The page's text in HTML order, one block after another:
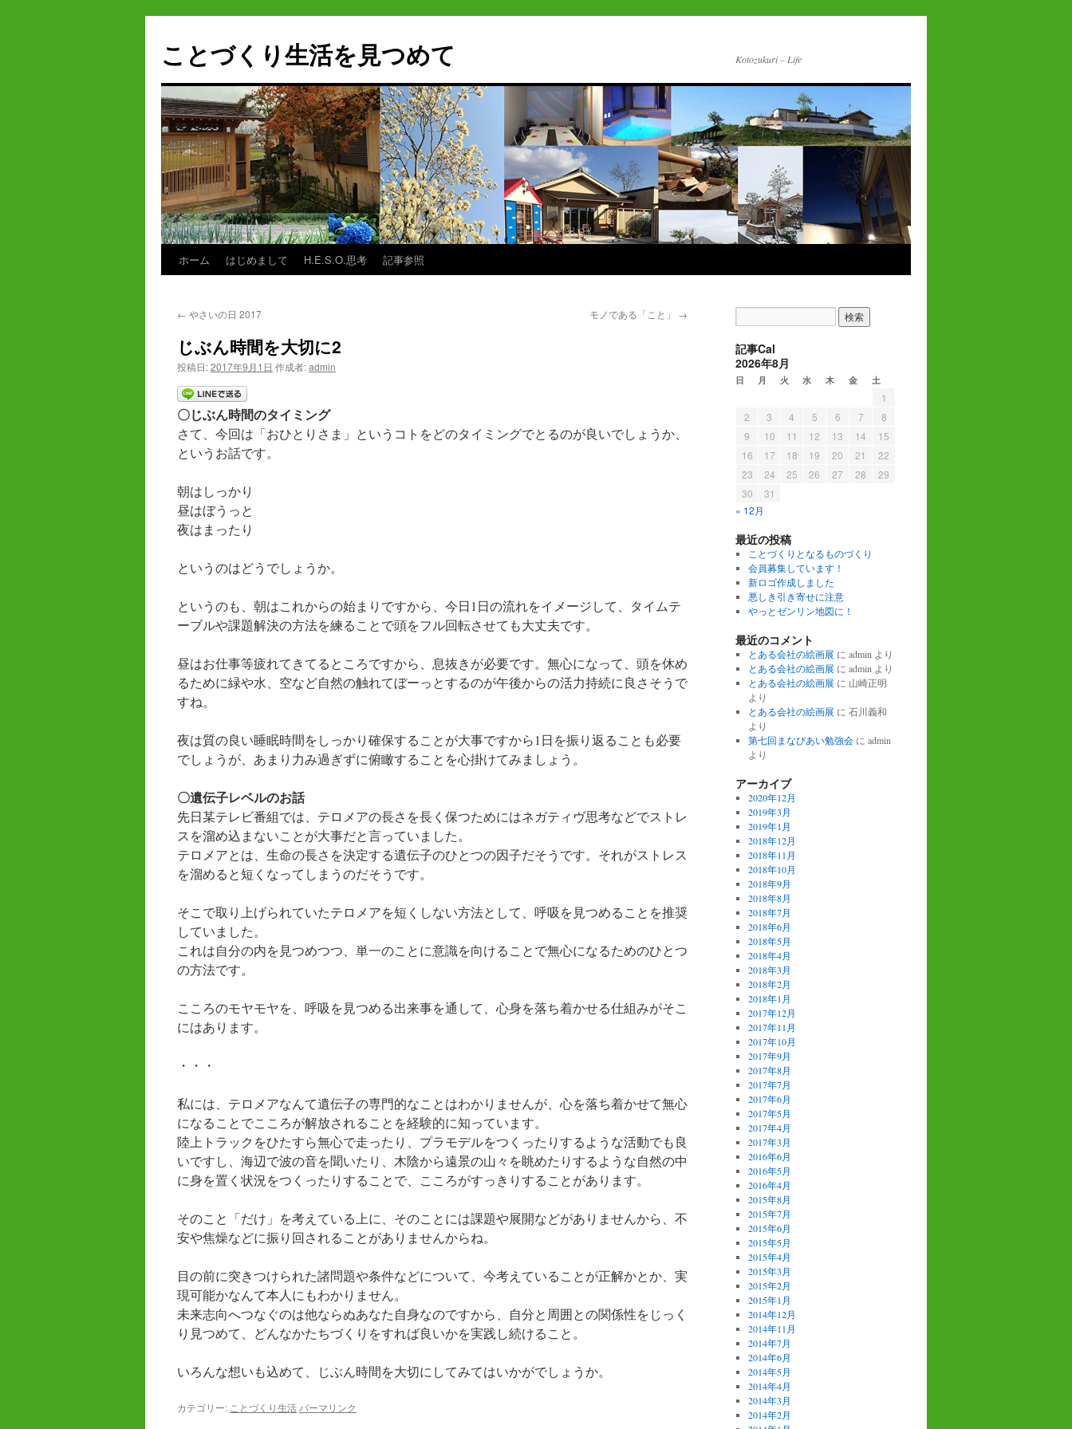
ことづくり生活を見つめて Kotozukuri – Life
テ
へ
プ
ホーム はじめまして H.E.S.O.思考 記事参照
← やさいの日 2017 モノである「こと」 →
じぶん時間を大切に2
投稿日:2017年9月1日 作成者:admin
〇じぶん時間のタイミング
さて、今回は「おひとりさま」というコトをどのタイミングでとるのが良いでしょうか、
というお話です。
朝はしっかり
昼はぼうっと
夜はまったり
というのはどうでしょうか。
というのも、朝はこれからの始まりですから、今日1日の流れをイメージして、タイムテ
ーブルや課題解決の方法を練ることで頭をフル回転させても大丈夫です。
昼はお仕事等疲れてきてるところですから、息抜きが必要です。無心になって、頭を休め
るために緑や水、空など自然の触れてぼーっとするのが午後からの活力持続に良さそうで
すね。
夜は質の良い睡眠時間をしっかり確保することが大事ですから1日を振り返ることも必要
でしょうが、あまり力み過ぎずに俯瞰することを心掛けてみましょう。
〇遺伝子レベルのお話
先日某テレビ番組では、テロメアの長さを長く保つためにはネガティヴ思考などでストレ
スを溜め込まないことが大事だと言っていました。
テロメアとは、生命の長さを決定する遺伝子のひとつの因子だそうです。それがストレス
を溜めると短くなってしまうのだそうです。
そこで取り上げられていたテロメアを短くしない方法として、呼吸を見つめることを推奨
していました。
これは自分の内を見つめつつ、単一のことに意識を向けることで無心になるためのひとつ
の方法です。
こころのモヤモヤを、呼吸を見つめる出来事を通して、心身を落ち着かせる仕組みがそこ
にはあります。
・・・
私には、テロメアなんて遺伝子の専門的なことはわかりませんが、心を落ち着かせて無心
になることでこころが解放されることを経験的に知っています。
陸上トラックをひたすら無心で走ったり、プラモデルをつくったりするような活動でも良
いですし、海辺で波の音を聞いたり、木陰から遠景の山々を眺めたりするような自然の中
に身を置く状況をつくったりすることで、こころがすっきりすることがあります。
そのこと「だけ」を考えている上に、そのことには課題や展開などがありませんから、不
安や焦燥などに振り回されることがありませんからね。
目の前に突きつけられた諸問題や条件などについて、今考えていることが正解かとか、実
現可能かなんて本人にもわかりません。
未来志向へつなぐのは他ならぬあなた自身なのですから、自分と周囲との関係性をじっく
り見つめて、どんなかたちづくりをすれば良いかを実践し続けること。
いろんな想いも込めて、じぶん時間を大切にしてみてはいかがでしょうか。
カテゴリー: ことづくり生活 パーマリンク
記事Cal
2026年8月
日 月 火 水 木 金 土
« 12月
1
2
3 4 5 6 7
8
9
10 11 12 13 14
15
16
17 18 19 20 21
22
23
24 25 26 27 28
29
30
31
最近の投稿
ことづくりとなるものづくり
会員募集しています！
新ロゴ作成しました
悪しき引き寄せに注意
やっとゼンリン地図に！
最近のコメント
とある会社の絵画展 に admin より
とある会社の絵画展 に admin より
とある会社の絵画展 に 山崎正明
より
とある会社の絵画展 に 石川義和
より
第七回まなびあい勉強会に admin
より
アーカイブ
2020年12月
2019年3月
2019年1月
2018年12月
2018年11月
2018年10月
2018年9月
2018年8月
2018年7月
2018年6月
2018年5月
2018年4月
2018年3月
2018年2月
2018年1月
2017年12月
2017年11月
2017年10月
2017年9月
2017年8月
2017年7月
2017年6月
2017年5月
2017年4月
2017年3月
2016年6月
2016年5月
2016年4月
2015年8月
2015年7月
2015年6月
2015年5月
2015年4月
2015年3月
2015年2月
2015年1月
2014年12月
2014年11月
2014年7月
2014年6月
2014年5月
2014年4月
2014年3月
2014年2月